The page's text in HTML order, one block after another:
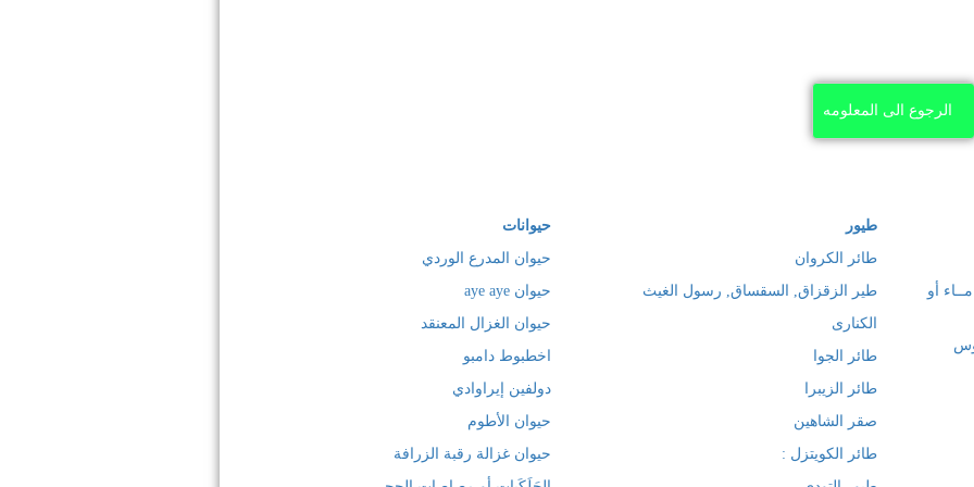
الرجوع الى المعلومه
مــاء أو
طيور
طائر الكروان
طير الزقزاق, السقساق, رسول الغيث
الكنارى
طائر الجوا
طائر الزيبرا
صقر الشاهين
طائر الكويتزل :
حيوانات
حيوان المدرع الوردي
حيوان aye aye
حيوان الغزال المعنقد
اخطبوط دامبو
دولفين إيراوادي
حيوان الأطوم
حيوان غزالة رقبة الزرافة